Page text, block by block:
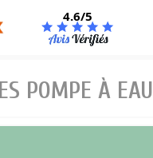
4.6/5
POMPE À EAU
cookies